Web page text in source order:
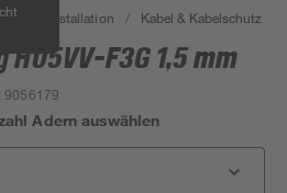
Elektroinstallation / Kabel & Kabelschutz
F3G 1,5 mm
:9056179
Adern auswählen